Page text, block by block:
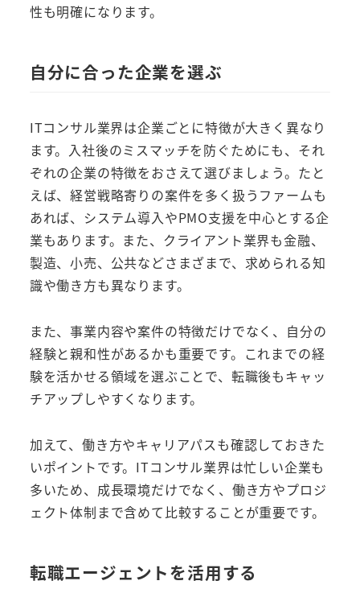
性も明確になります。
自分に合った企業を選ぶ
ITコンサル業界は企業ごとに特徴が大きく異なり
ます。入社後のミスマッチを防ぐためにも、それ
ぞれの企業の特徴をおさえて選びましょう。たと
えば、経営戦略寄りの案件を多く扱うファームも
あれば、システム導入やPMO支援を中心とする企
業もあります。また、クライアント業界も金融、
製造、小売、公共などさまざまで、求められる知
識や働き方も異なります。
また、事業内容や案件の特徴だけでなく、自分の
経験と親和性があるかも重要です。これまでの経
験を活かせる領域を選ぶことで、転職後もキャッ
チアップしやすくなります。
加えて、働き方やキャリアパスも確認しておきた
いポイントです。ITコンサル業界は忙しい企業も
多いため、成長環境だけでなく、働き方やプロジ
ェクト体制まで含めて比較することが重要です。
転職エージェントを活用する